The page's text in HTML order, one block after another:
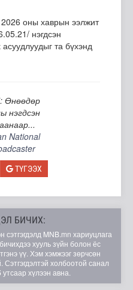
оны хаврын ээлжит
нэгдсэн
та бүхэнд
Өнөөдөр
нэгдсэн
National
ТҮГЭЭХ
БИЧИХ:
MNB.mn хариуцлага
хууль зүйн болон ёс
үү. Хэм хэмжээг зөрчсөн
Сэтгэгдэлтэй холбоотой санал
утсаар хүлээн авна.